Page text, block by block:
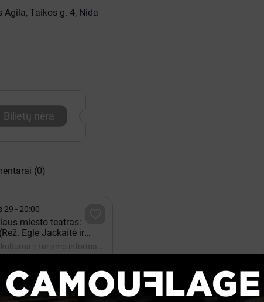
Agila, Taikos g. 4, Nida
Bilietų nėra
(0)
29 - 20:00
miesto teatras:
Eglė Jackaitė ir
| NIDA